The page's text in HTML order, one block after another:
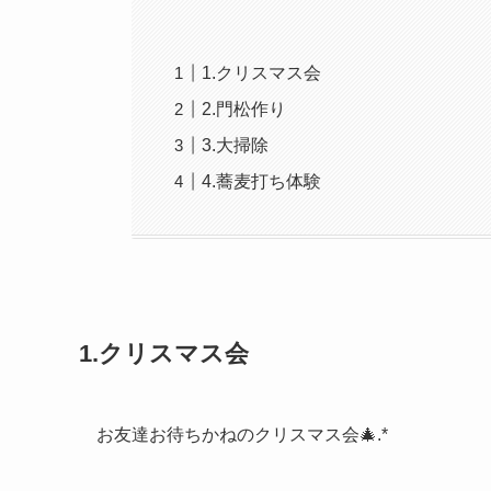
1.クリスマス会
2.門松作り
3.大掃除
4.蕎麦打ち体験
1.クリスマス会
お友達お待ちかねのクリスマス会🎄.*